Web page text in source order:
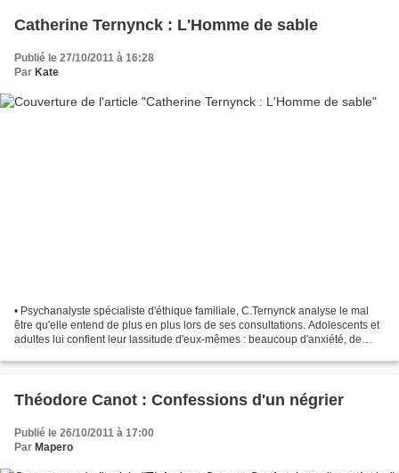
Catherine Ternynck : L'Homme de sable
Publié le 27/10/2011 à 16:28
Par Kate
• Psychanalyste spécialiste d'éthique familiale, C.Ternynck analyse le mal
être qu'elle entend de plus en plus lors de ses consultations. Adolescents et
adultes lui confient leur lassitude d'eux-mêmes : beaucoup d'anxiété, de
Théodore Canot : Confessions d'un négrier
Publié le 26/10/2011 à 17:00
Par Mapero